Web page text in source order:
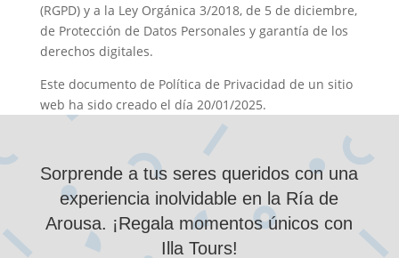
(RGPD) y a la Ley Orgánica 3/2018, de 5 de diciembre,
de Protección de Datos Personales y garantía de los
derechos digitales.
Este documento de Política de Privacidad de un sitio
web ha sido creado el día 20/01/2025.
Sorprende a tus seres queridos con una
experiencia inolvidable en la Ría de
Arousa. ¡Regala momentos únicos con
Illa Tours!